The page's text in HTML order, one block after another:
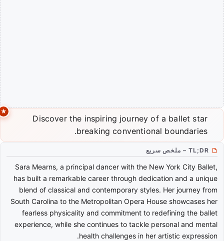
Discover the inspiring journey of a ballet star
breaking conventional boundaries.
TL;DR – ملخص سريع
Sara Mearns, a principal dancer with the New York City Ballet,
has built a remarkable career through dedication and a unique
blend of classical and contemporary styles. Her journey from
South Carolina to the Metropolitan Opera House showcases her
fearless physicality and commitment to redefining the ballet
experience, while she continues to tackle personal and mental
health challenges in her artistic expression.